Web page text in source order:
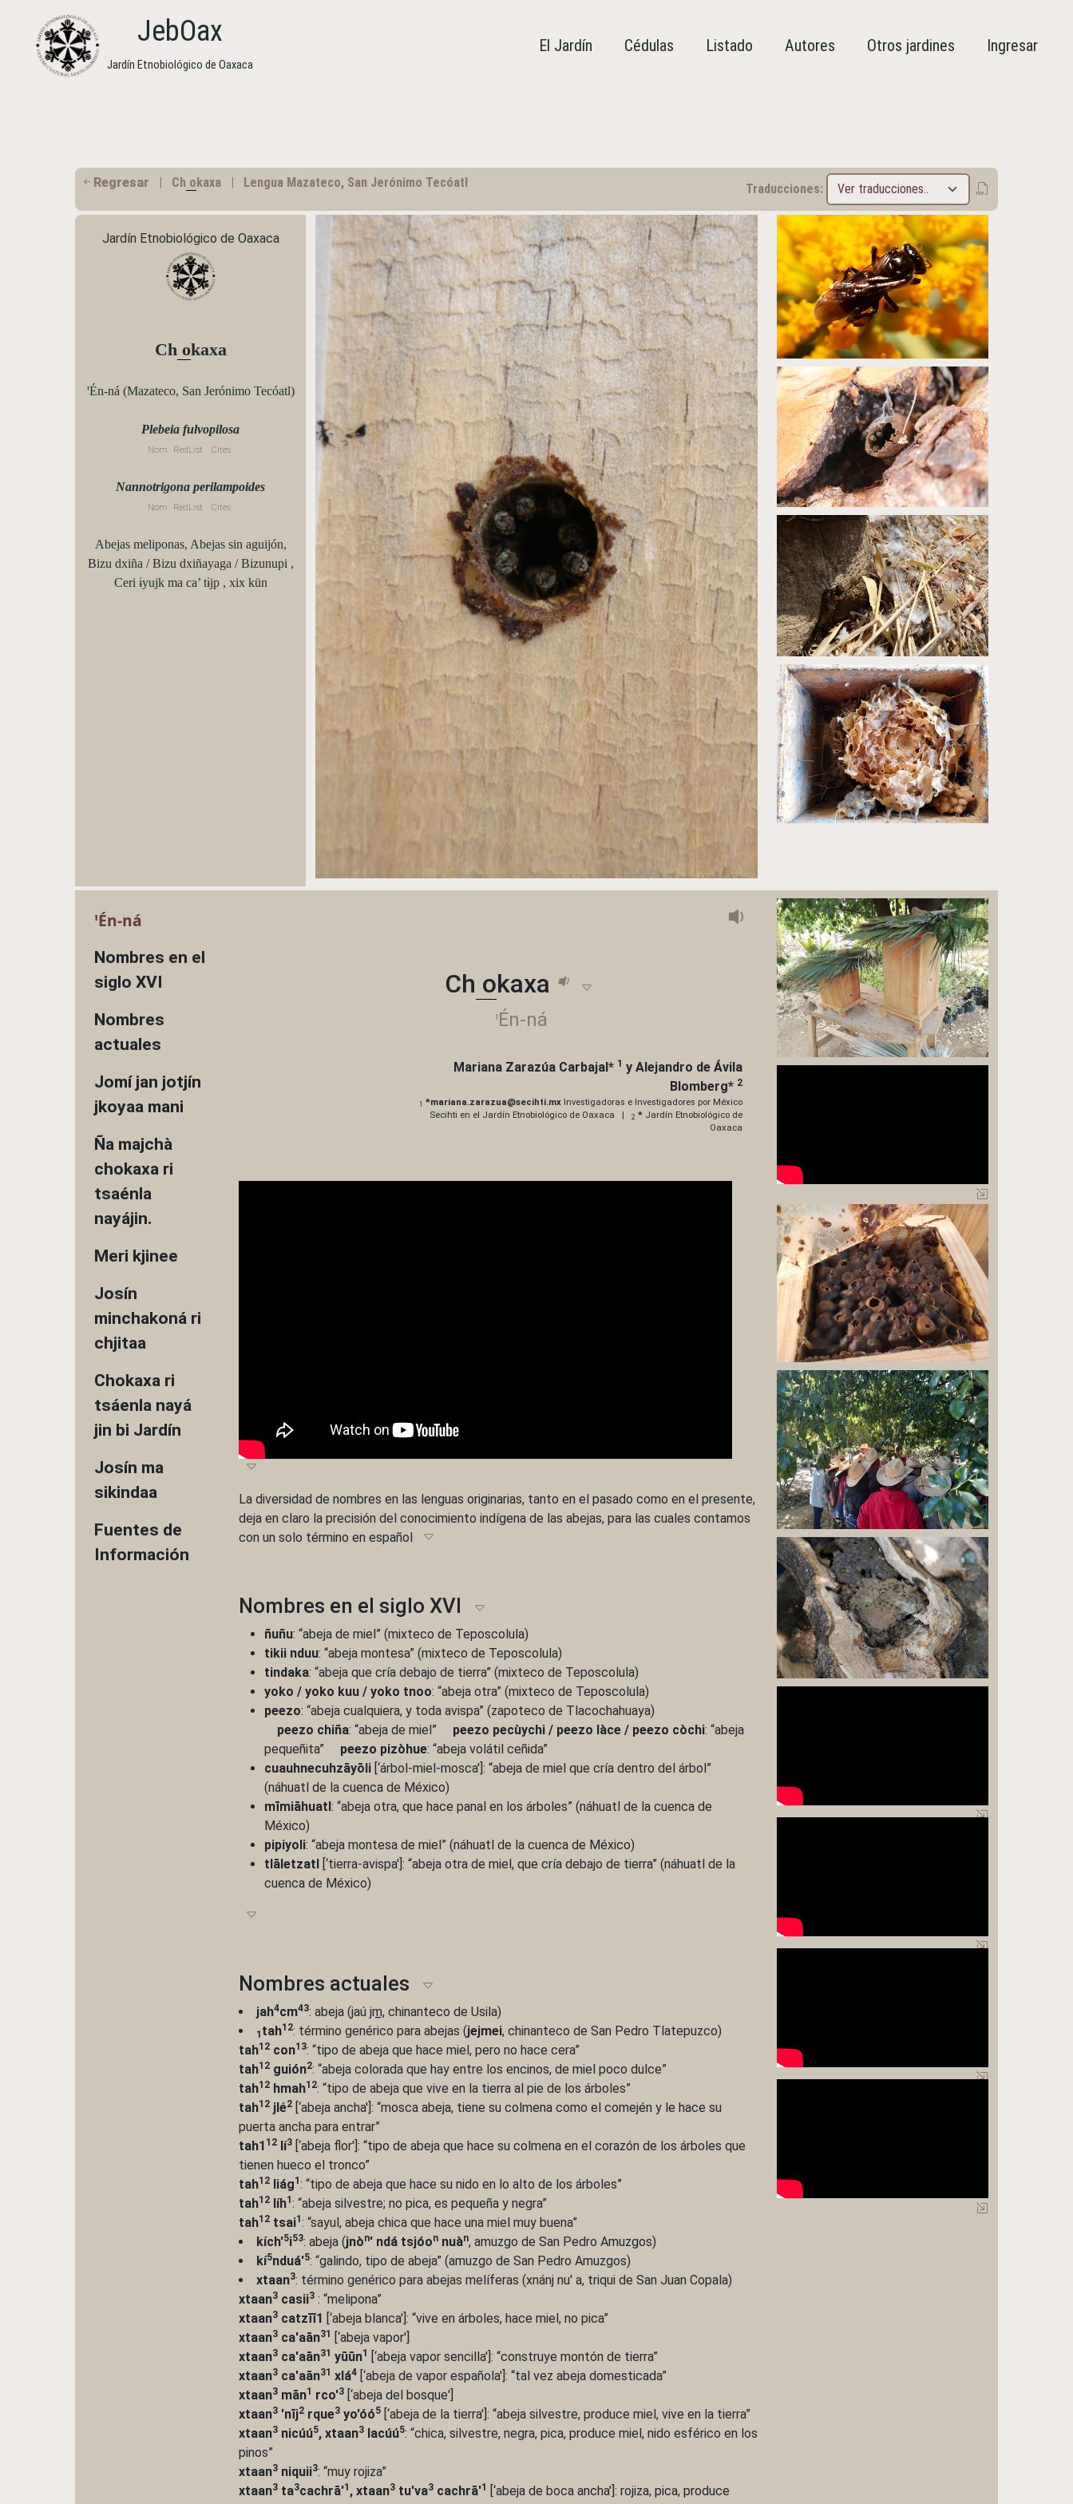
JebOax
Jardín Etnobiológico de Oaxaca
El Jardín Cédulas Listado Autores Otros jardines Ingresar
Regresar Ch o kaxa | Lengua Mazateco, San Jerónimo Tecóatl Traducciones:
Jardín Etnobiológico de Oaxaca
Ch okaxa
ꞌÉn-ná (Mazateco, San Jerónimo Tecóatl)
Plebeia fulvopilosa
Nom RedList Cites
Nannotrigona perilampoides
Nom RedList Cites
Abejas meliponas, Abejas sin aguijón,
Bizu dxiña / Bizu dxiñayaga / Bizunupi ,
Ceri ɨyujk ma ca’ tɨjp , xix kün
ꞌÉn-ná
Nombres en el
siglo XVI
Nombres
actuales
Jomí jan jotjín
jkoyaa mani
Ña majchà
chokaxa ri
tsaénla
nayájin.
Meri kjinee
Josín
minchakoná ri
chjitaa
Chokaxa ri
tsáenla nayá
jin bi Jardín
Josín ma
sikindaa
Fuentes de
Información
Ch okaxa
ꞌÉn-ná
Mariana Zarazúa Carbajal* 1 y Alejandro de Ávila
Blomberg* 2
1 *mariana.zarazua@secihti.mxInvestigadoras e Investigadores por México
Secihti en el Jardín Etnobiológico de Oaxaca |
2 *Jardín Etnobiológico de
Oaxaca
La diversidad de nombres en las lenguas originarias, tanto en el pasado como en el presente,
deja en claro la precisión del conocimiento indígena de las abejas, para las cuales contamos
con un solo término en español
Nombres en el siglo XVI
ñuñu: “abeja de miel” (mixteco de Teposcolula)
tikii nduu: “abeja montesa” (mixteco de Teposcolula)
tindaka: “abeja que cría debajo de tierra” (mixteco de Teposcolula)
yoko / yoko kuu / yoko tnoo: “abeja otra” (mixteco de Teposcolula)
peezo: “abeja cualquiera, y toda avispa” (zapoteco de Tlacochahuaya)
peezo chiña: “abeja de miel” peezo pecùychi / peezo làce / peezo còchi: “abeja
pequeñita” peezo pizòhue: “abeja volátil ceñida”
cuauhnecuhzāyōli [‘árbol-miel-mosca']: “abeja de miel que cría dentro del árbol”
(náhuatl de la cuenca de México)
mīmiāhuatl : “abeja otra, que hace panal en los árboles” (náhuatl de la cuenca de
México)
pipiyoli: “abeja montesa de miel” (náhuatl de la cuenca de México)
tlāletzatl
[‘tierra-avispa']: “abeja otra de miel, que cría debajo de tierra” (náhuatl de la
cuenca de México)
Nombres actuales
jah4cm43: abeja (jaú jm̲, chinanteco de Usila)
1 tah12: término genérico para abejas (jejmei, chinanteco de San Pedro Tlatepuzco)
tah12con13: “tipo de abeja que hace miel, pero no hace cera”
tah12guión2: “abeja colorada que hay entre los encinos, de miel poco dulce”
tah12hmah12: “tipo de abeja que vive en la tierra al pie de los árboles”
tah12jlé2[‘abeja ancha']: “mosca abeja, tiene su colmena como el comején y le hace su
puerta ancha para entrar”
tah1 12lí3[‘abeja flor']: “tipo de abeja que hace su colmena en el corazón de los árboles que
tienen hueco el tronco”
tah12liág1 : “tipo de abeja que hace su nido en lo alto de los árboles”
tah12líh1 : “abeja silvestre; no pica, es pequeña y negra”
tah12tsai1 : “sayul, abeja chica que hace una miel muy buena”
kích'5i53: abeja (jnòn' ndá tsjóonnuàn, amuzgo de San Pedro Amuzgos)
kí5nduá'5: “galindo, tipo de abeja” (amuzgo de San Pedro Amuzgos)
xtaan3: término genérico para abejas melíferas (xnánj nu' a, triqui de San Juan Copala)
xtaan3casii3: “melipona”
xtaan3catzīī1 [‘abeja blanca']: “vive en árboles, hace miel, no pica”
xtaan3ca'aān31
[‘abeja vapor']
xtaan3ca'aān31 yūūn1
[‘abeja vapor sencilla']: “construye montón de tierra”
xtaan3ca'aān31 xlá4[‘abeja de vapor española']: “tal vez abeja domesticada”
xtaan3mān1 rco'3[‘abeja del bosque']
xtaan3'nīj2rque3yo'óó5[‘abeja de la tierra']: “abeja silvestre, produce miel, vive en la tierra”
xtaan3nicúú5, xtaan3lacúú5: “chica, silvestre, negra, pica, produce miel, nido esférico en los
pinos”
xtaan3niquii3: “muy rojiza”
xtaan3ta3cachrā'1 , xtaan3tu'va3cachrā'1
[‘abeja de boca ancha']: rojiza, pica, produce